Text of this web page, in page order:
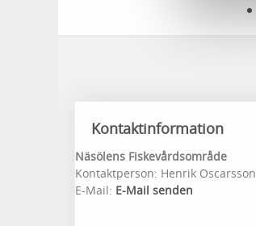
Kontaktinformation
Näsölens Fiskevårdsområde
Kontaktperson: Henrik Oscarsson
E-Mail: E-Mail senden